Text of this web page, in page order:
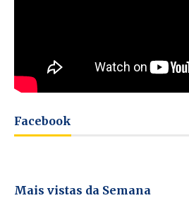
Facebook
Mais vistas da Semana